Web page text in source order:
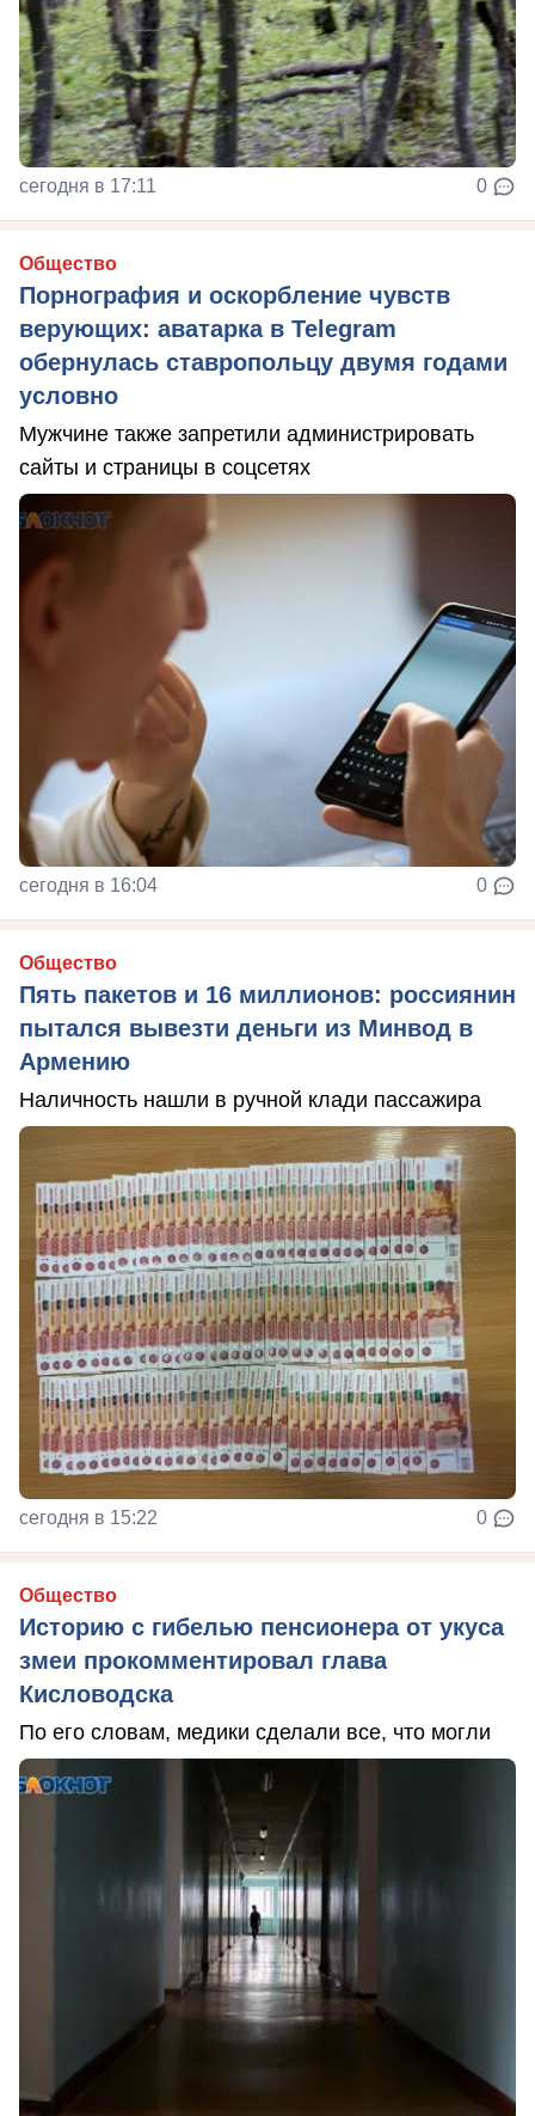
сегодня в 17:11 0
Общество
Порнография и оскорбление чувств
верующих: аватарка в Telegram
обернулась ставропольцу двумя годами
условно
Мужчине также запретили администрировать
сайты и страницы в соцсетях
сегодня в 16:04 0
Общество
Пять пакетов и 16 миллионов: россиянин
пытался вывезти деньги из Минвод в
Армению
Наличность нашли в ручной клади пассажира
сегодня в 15:22 0
Общество
Историю с гибелью пенсионера от укуса
змеи прокомментировал глава
Кисловодска
По его словам, медики сделали все, что могли